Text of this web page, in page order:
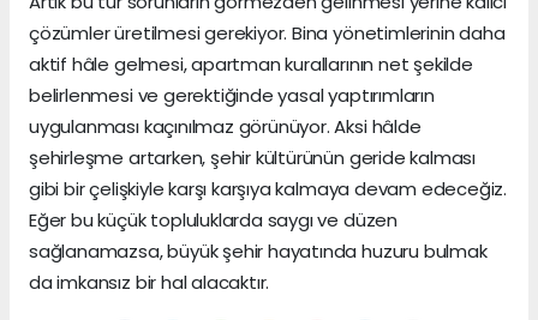
çözümler üretilmesi gerekiyor. Bina yönetimlerinin daha
aktif hâle gelmesi, apartman kurallarının net şekilde
belirlenmesi ve gerektiğinde yasal yaptırımların
uygulanması kaçınılmaz görünüyor. Aksi hâlde
şehirleşme artarken, şehir kültürünün geride kalması
gibi bir çelişkiyle karşı karşıya kalmaya devam edeceğiz.
Eğer bu küçük topluluklarda saygı ve düzen
sağlanamazsa, büyük şehir hayatında huzuru bulmak
da imkansız bir hal alacaktır.